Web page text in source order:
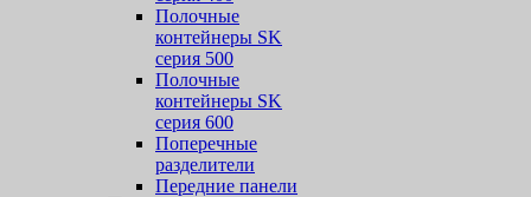
Полочные
контейнеры SK
серия 500
Полочные
контейнеры SK
серия 600
Поперечные
разделители
Передние панели